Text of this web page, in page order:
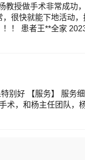
教授做手术非常成功
很快就能下地活动
！ 患者王**全家
别好 【服务】 服务
术，和杨主任团队，